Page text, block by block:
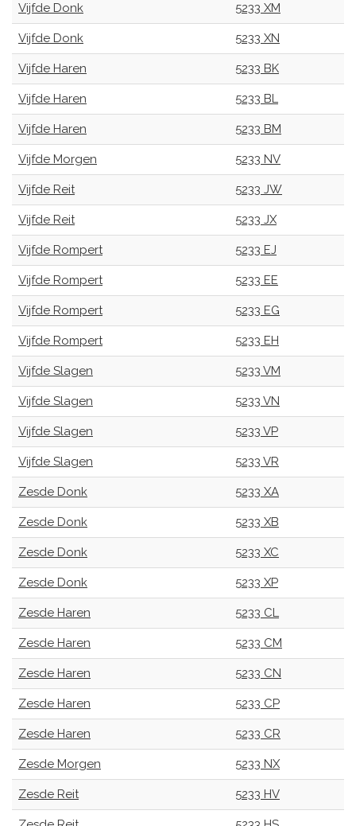
Vijfde Donk 5233 XM
Vijfde Donk 5233 XN
Vijfde Haren 5233 BK
Vijfde Haren 5233 BL
Vijfde Haren 5233 BM
Vijfde Morgen 5233 NV
Vijfde Reit 5233 JW
Vijfde Reit 5233 JX
Vijfde Rompert 5233 EJ
Vijfde Rompert 5233 EE
Vijfde Rompert 5233 EG
Vijfde Rompert 5233 EH
Vijfde Slagen 5233 VM
Vijfde Slagen 5233 VN
Vijfde Slagen 5233 VP
Vijfde Slagen 5233 VR
Zesde Donk 5233 XA
Zesde Donk 5233 XB
Zesde Donk 5233 XC
Zesde Donk 5233 XP
Zesde Haren 5233 CL
Zesde Haren 5233 CM
Zesde Haren 5233 CN
Zesde Haren 5233 CP
Zesde Haren 5233 CR
Zesde Morgen 5233 NX
Zesde Reit 5233 HV